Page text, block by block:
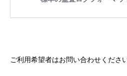
ご利用希望者はお問い合わせください